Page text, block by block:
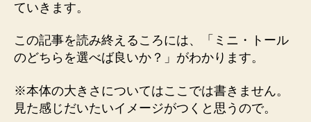
ていきます。
この記事を読み終えるころには、「ミニ・トール
のどちらを選べば良いか？」がわかります。
※本体の大きさについてはここでは書きません。
見た感じだいたいイメージがつくと思うので。